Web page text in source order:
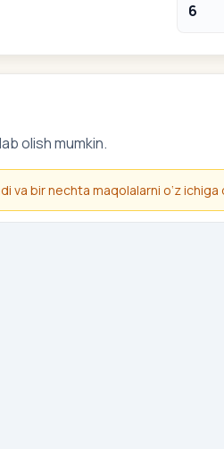
6
olish mumkin.
va bir nechta maqolalarni o‘z